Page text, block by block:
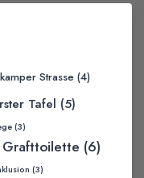
Strasse (4)
Tafel (5)
(3)
Grafttoilette (6)
(3)